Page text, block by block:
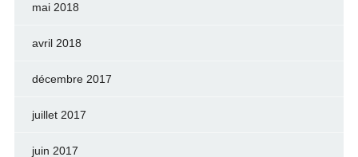
mai 2018
avril 2018
décembre 2017
juillet 2017
juin 2017